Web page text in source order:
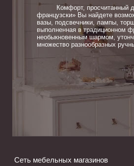
Комфорт, просчитанный до
французски» Вы найдете
вазы, подсвечники, лампы,
выполненная в традиционном
необыкновенным шармом,
множество разнообразных
Сеть мебельных магазинов